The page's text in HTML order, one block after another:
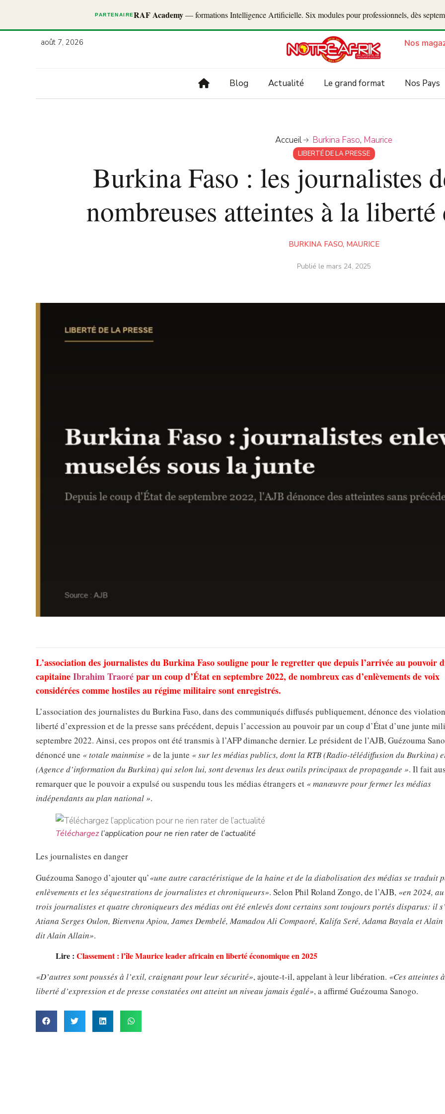
PARTENAIRERAF Academy— formations Intelligence Artificielle. Six modules pour professionnels, dès
août 7, 2026 Nos
Blog Actualité Le grand format Nos Pays
Accueil Burkina Faso, Maurice
LIBERTÉ DE LA PRESSE
Burkina Faso : les journalistes
nombreuses atteintes à la liberté
BURKINA FASO, MAURICE
Publié le mars 24, 2025
L’association des journalistes du Burkina Faso souligne pour le regretter que depuis l’arrivée au pouvoir
capitaineIbrahim Traorépar un coup d’État en septembre 2022, de nombreux cas d’enlèvements de voix
considérées comme hostiles au régime militaire sont enregistrés.
L’association des journalistes du Burkina Faso, dans des communiqués diffusés publiquement, dénonce des
liberté d’expression et de la presse sans précédent, depuis l’accession au pouvoir par un coup d’État d’une junte
septembre 2022. Ainsi, ces propos ont été transmis à l’AFP dimanche dernier. Le président de l’AJB, Guézouma
dénoncé une « totale mainmise » de la junte « sur les médias publics, dont la RTB (Radio-télédiffusion du Burkina)
(Agence d’information du Burkina) qui selon lui, sont devenus les deux outils principaux de propagande ». Il fait
remarquer que le pouvoir a expulsé ou suspendu tous les médias étrangers et « manœuvre pour fermer les médias
indépendants au plan national ».
Téléchargezl’application pour ne rien rater de l’actualité
Les journalistes en danger
Guézouma Sanogo d’ajouter qu’«une autre caractéristique de la haine et de la diabolisation des médias se traduit
enlèvements et les séquestrations de journalistes et chroniqueurs». Selon Phil Roland Zongo, de l’AJB, «en 2024,
trois journalistes et quatre chroniqueurs des médias ont été enlevés dont certains sont toujours portés disparus: il
Atiana Serges Oulon, Bienvenu Apiou, James Dembelé, Mamadou Ali Compaoré, Kalifa Seré, Adama Bayala et
dit Alain Allain».
Lire : Classement : l’île Maurice leader africain en liberté économique en 2025
«D’autres sont poussés à l’exil, craignant pour leur sécurité», ajoute-t-il, appelant à leur libération. «Ces atteintes
liberté d’expression et de presse constatées ont atteint un niveau jamais égalé», a affirmé Guézouma Sanogo.